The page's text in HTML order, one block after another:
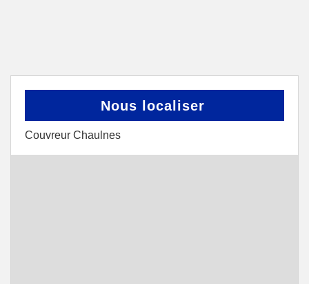
Nous localiser
Couvreur Chaulnes